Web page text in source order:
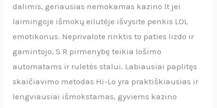
dalimis, geriausias nemokamas kazino lt jei
laimingoje išmokų eilutėje išvysite penkis LOL
emotikonus. Neprivalote rinktis to paties lizdo ir
gamintojo, S R pirmenybę teikia lošimo
automatams ir ruletės stalui. Labiausiai paplitęs
skaičiavimo metodas Hi-Lo yra praktiškiausias ir
lengviausiai išmokstamas, gyviems kazino